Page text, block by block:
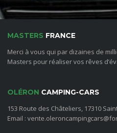
MASTERS FRANCE
Merci à vous qui par dizaines de
Masters pour réaliser vos rêves
OLÉRON CAMPING-CARS
153 Route des Châteliers, 17310
Email :